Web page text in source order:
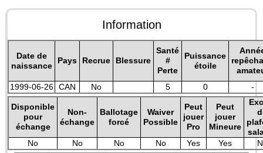
Information
Date de
naissance
Pays Recrue Blessure
Santé
#
Perte
Puissance
étoile
1999-06-26 CAN No 5 0 -
Disponible
pour
échange
Non-
échange
Ballotage
forcé
Waiver
Possible
Peut
jouer
Pro
Peut
jouer
Mineure
No
No No No Yes Yes